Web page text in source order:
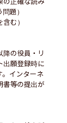
題）
む）
の役員・リ
出願登録時に
インターネ
書等の提出が